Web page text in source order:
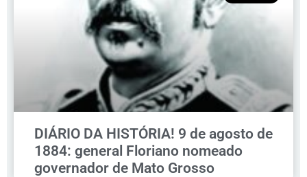
DIÁRIO DA HISTÓRIA! 9 de agosto de
1884: general Floriano nomeado
governador de Mato Grosso